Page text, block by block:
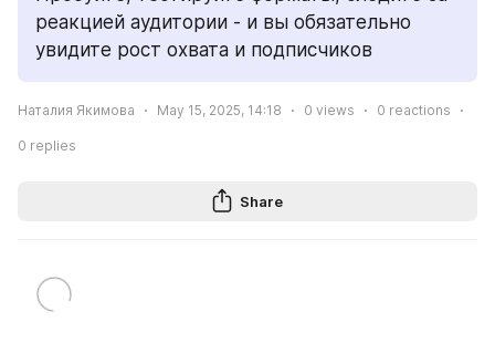
реакцией аудитории - и вы обязательно
увидите рост охвата и подписчиков
Наталия Якимова May 15, 2025, 14:18 0 views 0 reactions
0 replies
Share